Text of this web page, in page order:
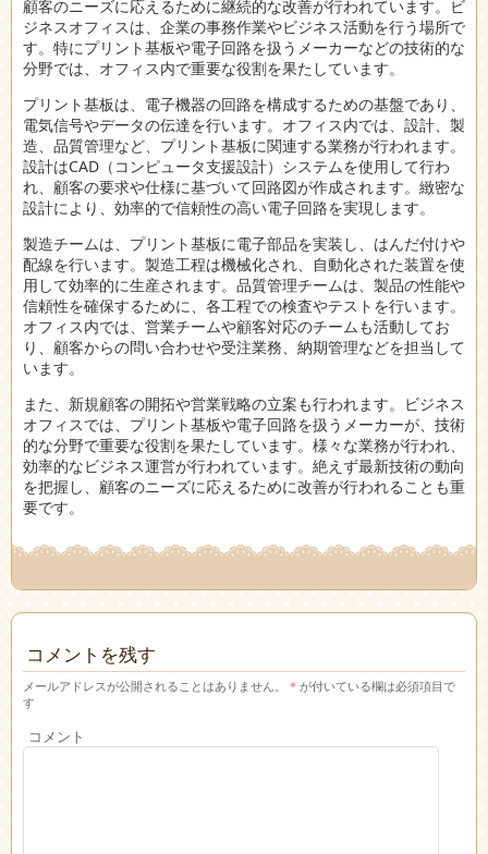
顧客のニーズに応えるために継続的な改善が行われています。ビ
ジネスオフィスは、企業の事務作業やビジネス活動を行う場所で
す。特にプリント基板や電子回路を扱うメーカーなどの技術的な
分野では、オフィス内で重要な役割を果たしています。
プリント基板は、電子機器の回路を構成するための基盤であり、
電気信号やデータの伝達を行います。オフィス内では、設計、製
造、品質管理など、プリント基板に関連する業務が行われます。
設計はCAD（コンピュータ支援設計）システムを使用して行わ
れ、顧客の要求や仕様に基づいて回路図が作成されます。緻密な
設計により、効率的で信頼性の高い電子回路を実現します。
製造チームは、プリント基板に電子部品を実装し、はんだ付けや
配線を行います。製造工程は機械化され、自動化された装置を使
用して効率的に生産されます。品質管理チームは、製品の性能や
信頼性を確保するために、各工程での検査やテストを行います。
オフィス内では、営業チームや顧客対応のチームも活動してお
り、顧客からの問い合わせや受注業務、納期管理などを担当して
います。
また、新規顧客の開拓や営業戦略の立案も行われます。ビジネス
オフィスでは、プリント基板や電子回路を扱うメーカーが、技術
的な分野で重要な役割を果たしています。様々な業務が行われ、
効率的なビジネス運営が行われています。絶えず最新技術の動向
を把握し、顧客のニーズに応えるために改善が行われることも重
要です。
コメントを残す
メールアドレスが公開されることはありません。 * が付いている欄は必須項目で
す
コメント